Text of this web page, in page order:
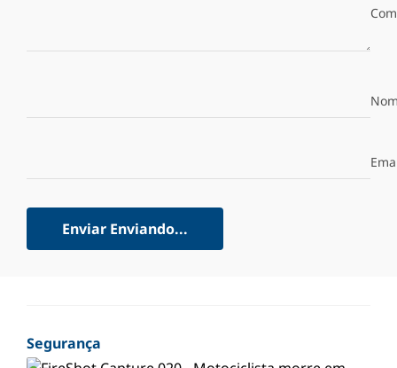
Enviar Enviando...
Segurança